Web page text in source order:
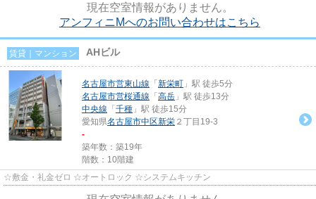
現在空室情報がありません。
アンフィニMへのお問い合わせはこちら
賃貸｜マンション AHビル
名古屋市営東山線 「 新栄町 」駅 徒歩5分
名古屋市営桜通線 「 高岳 」駅 徒歩13分
中央線 「 千種 」駅 徒歩15分
愛知県名古屋市中区新栄 ２丁目19-3
-
築年数：築19年
階数：10階建
☆敷金・礼金ゼロ ☆オートロック ☆システムキッチン